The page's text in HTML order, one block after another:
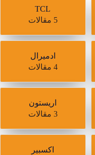
TCL
5 مقالات
ادميرال
4 مقالات
اريستون
3 مقالات
اكسبير